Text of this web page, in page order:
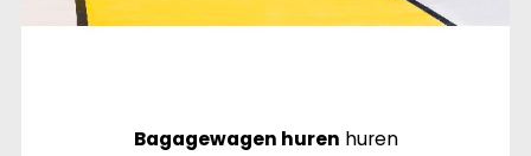
Bagagewagen huren huren